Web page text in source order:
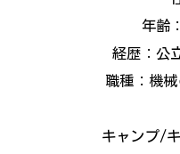
年齢
経歴：公
職種：機
キャンプ/